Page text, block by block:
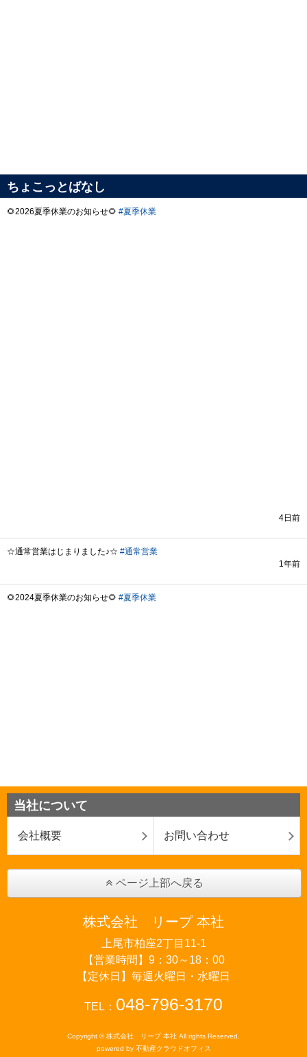
ちょこっとばなし
当社について
会社概要 お問い合わせ
ページ上部へ戻る
株式会社 リープ 本社
上尾市柏座2丁目11-1
【営業時間】9：30～18：00
【定休日】毎週火曜日・水曜日
TEL： 048-796-3170
Copyright © 株式会社 リープ 本社 All rights Reserved.
powered by 不動産クラウドオフィス